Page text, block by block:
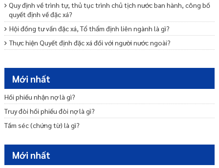
Quy định về trình tự, thủ tục trình chủ tịch nước ban hành, công bố
quyết định về đặc xá?
Hội đồng tư vấn đặc xá, Tổ thẩm định liên ngành là gì?
Thực hiện Quyết định đặc xá đối với người nước ngoài?
Trách nhiệm của Hội đồng tư vấn đặc xá trong việc thực hiện đặc xá?
Trách nhiệm của Bộ Tư pháp trong việc thực hiện đặc xá?
Người được đề nghị đặc xá phải đáp ứng điều kiện gì?
Trách nhiệm của Bộ Công an trong việc thực hiện đặc xá?
Trình tự thẩm định, thẩm tra duyệt, kiểm tra hồ sơ đề nghị đặc xá và
Mới nhất
Hối phiếu nhận nợ là gì?
Truy đòi hối phiếu đòi nợ là gì?
Tấm séc (chứng từ) là gì?
Mới nhất